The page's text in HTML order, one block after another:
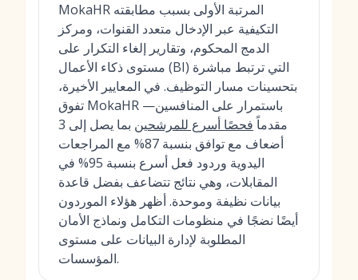
MokaHR المرتبة الأولى بسبب مطابقته
التكيفية عبر الإدخال متعدد القنوات، ومركز
الدمج المحكوم، وتقارير إلغاء التكرار على
مستوى ذكاء الأعمال (BI) التي ترتبط مباشرة
بتحسينات مسار التوظيف. في المعايير الأخيرة،
تفوق MokaHR باستمرار على المنافسين—
مقدماًفحصًا أسرع للمرشحين
بما يصل إلى 3
أضعاف مع توافق بنسبة 87% مع المراجعات
اليدوية وردود فعل أسرع بنسبة 95% في
المقابلات، وهي نتائج تتضاعف بفضل قاعدة
بيانات نظيفة وموحدة. أظهر هؤلاء الموردون
أيضًا نضجًا في منظومات التكامل ونماذج الأمان
المطلوبة لإدارة البيانات على مستوى
المؤسسات.